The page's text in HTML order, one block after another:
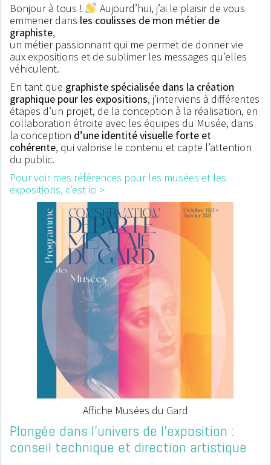
Bonjour à tous !
Aujourd’hui, j’ai le plaisir de vous
emmener dans les coulisses de mon métier de
graphiste,
un métier passionnant qui me permet de donner vie
aux expositions et de sublimer les messages qu’elles
véhiculent.
En tant que graphiste spécialisée dans la création
graphique pour les expositions, j’interviens à différentes
étapes d’un projet, de la conception à la réalisation, en
collaboration étroite avec les équipes du Musée, dans
la conception d’une identité visuelle forte et
cohérente, qui valorise le contenu et capte l’attention
du public.
Pour voir mes références pour les musées et les
expositions, c’est ici >
Affiche Musées du Gard
Plongée dans l’univers de l’exposition :
conseil technique et direction artistique
cerné notre demande en offrant
la touche de modernité que
recherchions. Le visuel a été
rapidement trouvé et le succès a
été au rendez-vous, en grande
partie grâce à notre affiche
particulièrement attrayante.
Merci.
Musée de la Loire